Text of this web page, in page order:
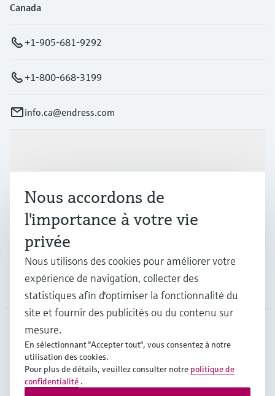
Canada
+1-905-681-9292
+1-800-668-3199
info.ca@endress.com
Industries
Support
Société
CAN•Français
Copyright © Endress+Hauser Group Services AG
Nous accordons de
l'importance à votre vie
privée
Nous utilisons des cookies pour améliorer votre
expérience de navigation, collecter des
statistiques afin d'optimiser la fonctionnalité du
site et fournir des publicités ou du contenu sur
mesure.
En sélectionnant "Accepter tout", vous consentez à notre
utilisation des cookies.
Pour plus de détails, veuillez consulter notre politique de
confidentialité .